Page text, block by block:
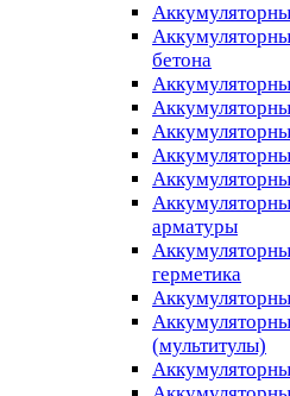
бетона
арматуры
герметика
(мультитулы)